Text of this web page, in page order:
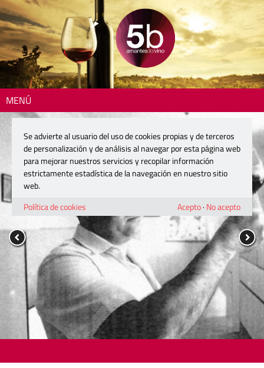
MENÚ
Se advierte al usuario del uso de cookies propias y de terceros
de personalización y de análisis al navegar por esta página web
para mejorar nuestros servicios y recopilar información
estrictamente estadística de la navegación en nuestro sitio
web.
Política de cookies
Acepto· No acepto